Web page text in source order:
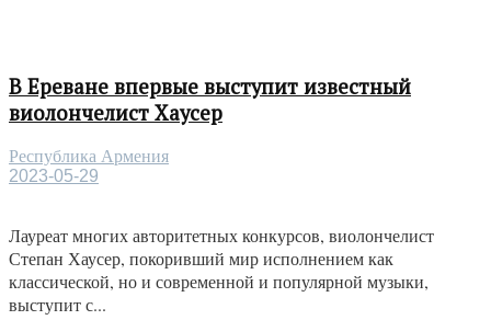
В Ереване впервые выступит известный
виолончелист Хаусер
Республика Армения
2023-05-29
Лауреат многих авторитетных конкурсов, виолончелист
Степан Хаусер, покоривший мир исполнением как
классической, но и современной и популярной музыки,
выступит с...